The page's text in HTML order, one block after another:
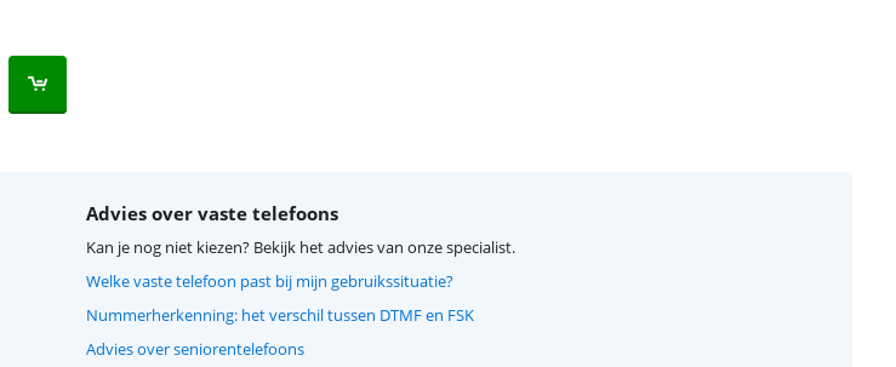
Advies over vaste telefoons
Kan je nog niet kiezen? Bekijk het advies van onze specialist.
Welke vaste telefoon past bij mijn gebruikssituatie?
Nummerherkenning: het verschil tussen DTMF en FSK
Advies over seniorentelefoons